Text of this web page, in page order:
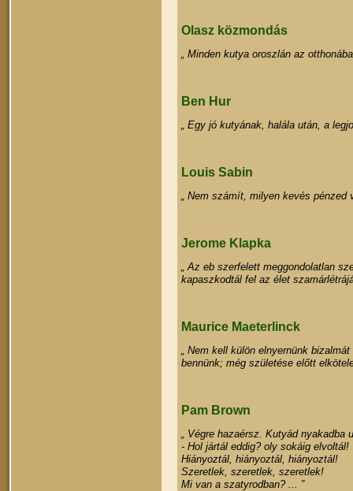
Olasz közmondás
„ Minden kutya oroszlán az
Ben Hur
„ Egy jó kutyának, halála után, a
Louis Sabin
„ Nem számít, milyen kevés pénzed
Jerome Klapka
„ Az eb szerfelett meggondolatlan
kapaszkodtál fel az élet
Maurice Maeterlinck
„ Nem kell külön elnyernünk
bennünk; még születése előtt
Pam Brown
„ Végre hazaérsz. Kutyád nyakadba
- Hol jártál eddig? oly sokáig elvoltál!
Hiányoztál, hiányoztál, hiányoztál!
Szeretlek, szeretlek, szeretlek!
Mi van a szatyrodban? ... ”